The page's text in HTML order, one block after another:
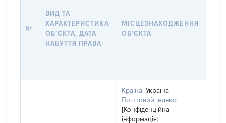
№
ВИД ТА
ХАРАКТЕРИСТИКА
ОБʼЄКТА, ДАТА
НАБУТТЯ ПРАВА
МІСЦЕЗНАХОДЖЕННЯ
ОБʼЄКТА
Країна: Україна
Поштовий індекс:
[Конфіденційна
інформація]